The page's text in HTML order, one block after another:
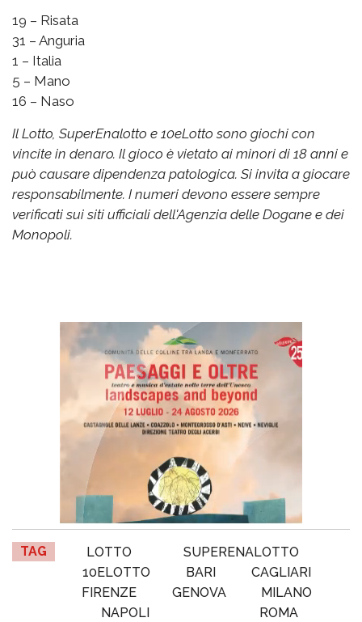
19 – Risata
31 – Anguria
1 – Italia
5 – Mano
16 – Naso
Il Lotto, SuperEnalotto e 10eLotto sono giochi con
vincite in denaro. Il gioco è vietato ai minori di 18 anni e
può causare dipendenza patologica. Si invita a giocare
responsabilmente. I numeri devono essere sempre
verificati sui siti ufficiali dell'Agenzia delle Dogane e dei
Monopoli.
TAG LOTTO
SUPERENALOTTO
10ELOTTO
BARI
CAGLIARI
FIRENZE
GENOVA
MILANO
NAPOLI
ROMA